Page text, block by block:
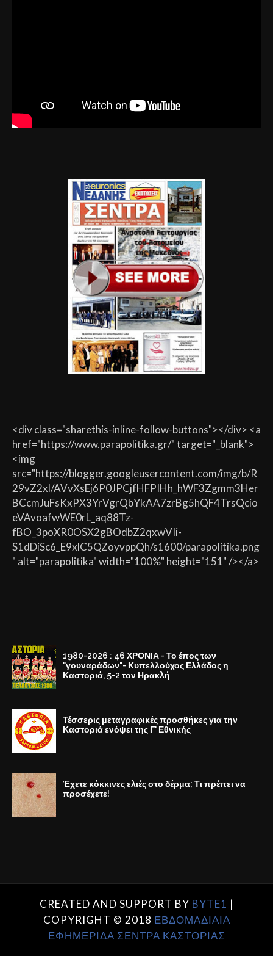
<div class="sharethis-inline-follow-buttons"></div> <a
href="https://www.parapolitika.gr/" target="_blank">
<img
src="https://blogger.googleusercontent.com/img/b/R
29vZ2xl/AVvXsEj6P0JPCjfHFPIHh_hWF3Zgmm3Her
BCcmJuFsKxPX3YrVgrQbYkAA7zrBg5hQF4TrsQcio
eVAvoafwWE0rL_aq88Tz-
fBO_3poXR0OSX2gBOdbZ2qxwVIi-
S1dDiSc6_E9xlC5QZoyvppQh/s1600/parapolitika.png
" alt="parapolitika" width="100%" height="151" /></a>
1980-2026 : 46 ΧΡΟΝΙΑ - Το έπος των
"γουναράδων"- Κυπελλούχος Ελλάδος η
Καστοριά, 5-2 τον Ηρακλή
Τέσσερις μεταγραφικές προσθήκες για την
Καστοριά ενόψει της Γ' Εθνικής
Έχετε κόκκινες ελιές στο δέρμα; Τι πρέπει να
προσέχετε!
CREATED AND SUPPORT BY BYTE1 |
COPYRIGHT © 2018 ΕΒΔΟΜΑΔΙΑΙΑ
ΕΦΗΜΕΡΙΔΑ ΣΕΝΤΡΑ ΚΑΣΤΟΡΙΑΣ